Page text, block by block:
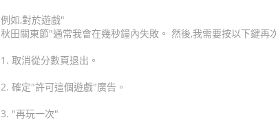
例如,對於遊戲"
秋田關東節"通常我會在幾秒鐘內失敗。 然後,我需要按以下鍵再
1. 取消從分數頁退出。
2. 確定"許可這個遊戲"廣告。
3. "再玩一次"